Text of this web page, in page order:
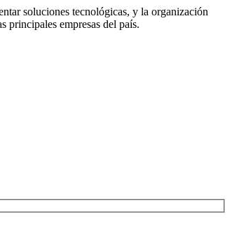
soluciones tecnológicas, y la organización
principales empresas del país.